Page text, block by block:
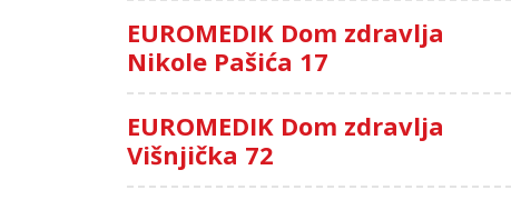
EUROMEDIK Dom zdravlja
Nikole Pašića 17
EUROMEDIK Dom zdravlja
Višnjička 72